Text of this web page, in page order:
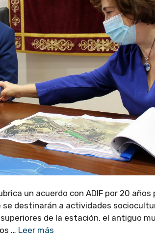
un acuerdo con ADIF por 20
destinarán a actividades
de la estación, el antiguo
… Leer más